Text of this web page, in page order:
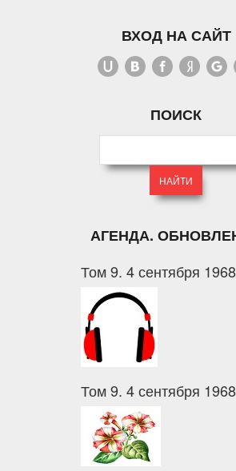
ВХОД НА САЙТ
ПОИСК
АГЕНДА.
Том 9. 4 сентября 1968
Том 9. 4 сентября 1968